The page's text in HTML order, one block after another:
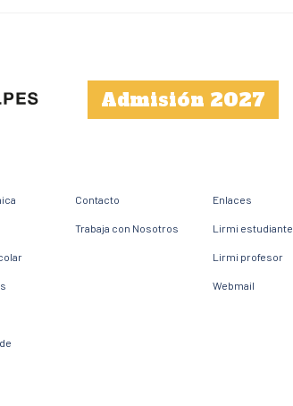
Admisión 2027
Contacto
Trabaja con Nosotros
Enlaces
Lirmi estudiante
Lirmi profesor
Webmail